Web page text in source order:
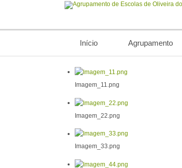
Início Agrupamento
Imagem_11.png
Imagem_22.png
Imagem_33.png